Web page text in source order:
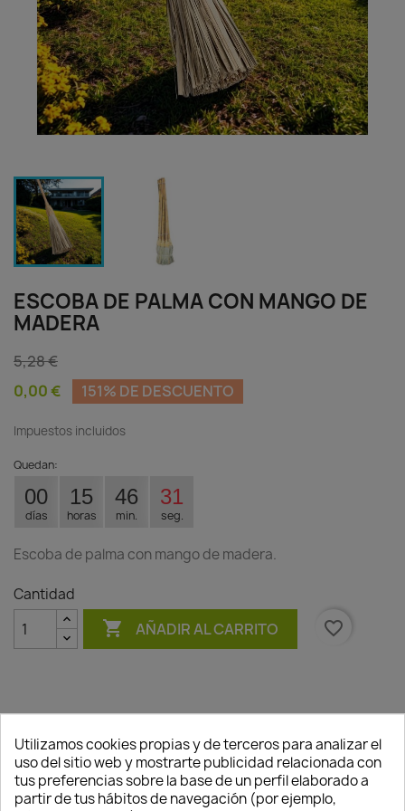
ESCOBA DE PALMA CON MANGO DE
MADERA
5,28 €
0,00 €
151% DE DESCUENTO
Impuestos incluidos
Quedan:
00
días
15
horas
46
min.
31
seg.
Escoba de palma con mango de madera.
Cantidad
 AÑADIR AL CARRITO favorite_border
Descripción Detalles del producto
Escobas artesanales hechas con materiales
Utilizamos cookies propias y de terceros para analizar el
uso del sitio web y mostrarte publicidad relacionada con
tus preferencias sobre la base de un perfil elaborado a
partir de tus hábitos de navegación (por ejemplo,